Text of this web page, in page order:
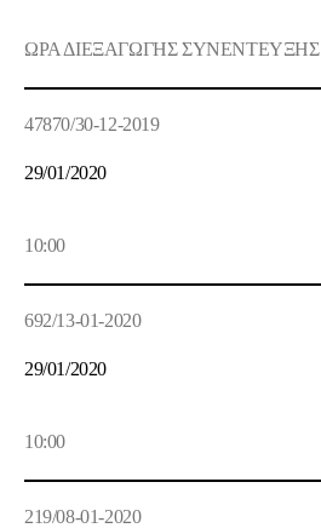
ΩΡΑ ΔΙΕΞΑΓΩΓΗΣ ΣΥΝΕΝΤΕΥΞΗΣ
47870/30-12-2019
29/01/2020
10:00
692/13-01-2020
29/01/2020
10:00
219/08-01-2020